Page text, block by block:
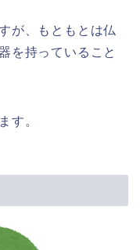
が、もともとは仏
を持っていること
す。